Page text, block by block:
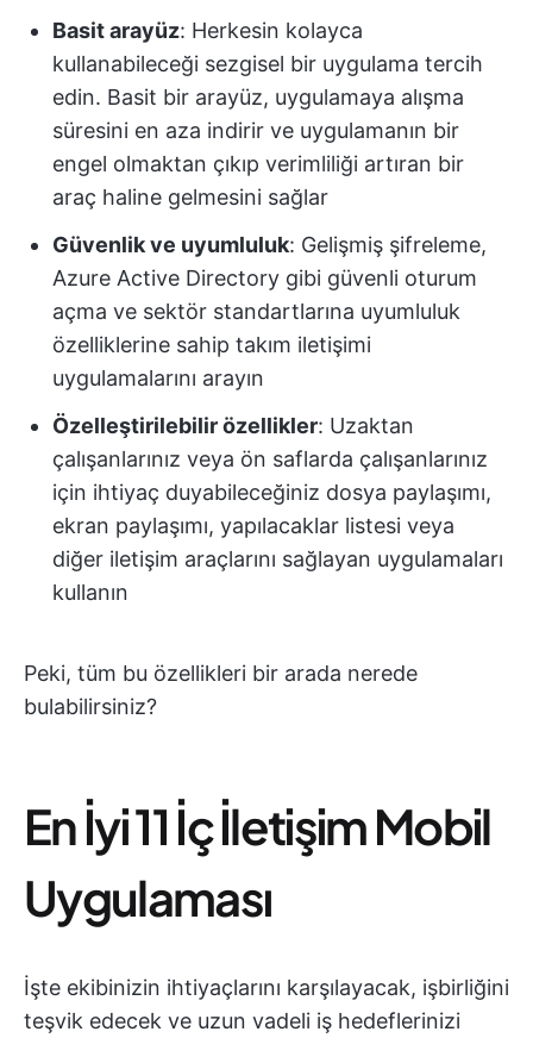
Basit arayüz: Herkesin kolayca
kullanabileceği sezgisel bir uygulama tercih
edin. Basit bir arayüz, uygulamaya alışma
süresini en aza indirir ve uygulamanın bir
engel olmaktan çıkıp verimliliği artıran bir
araç haline gelmesini sağlar
Güvenlik ve uyumluluk: Gelişmiş şifreleme,
Azure Active Directory gibi güvenli oturum
açma ve sektör standartlarına uyumluluk
özelliklerine sahip takım iletişimi
uygulamalarını arayın
Özelleştirilebilir özellikler: Uzaktan
çalışanlarınız veya ön saflarda çalışanlarınız
için ihtiyaç duyabileceğiniz dosya paylaşımı,
ekran paylaşımı, yapılacaklar listesi veya
diğer iletişim araçlarını sağlayan uygulamaları
kullanın
Peki, tüm bu özellikleri bir arada nerede
bulabilirsiniz?
En İyi 11 İç İletişim Mobil
Uygulaması
İşte ekibinizin ihtiyaçlarını karşılayacak, işbirliğini
teşvik edecek ve uzun vadeli iş hedeflerinizi